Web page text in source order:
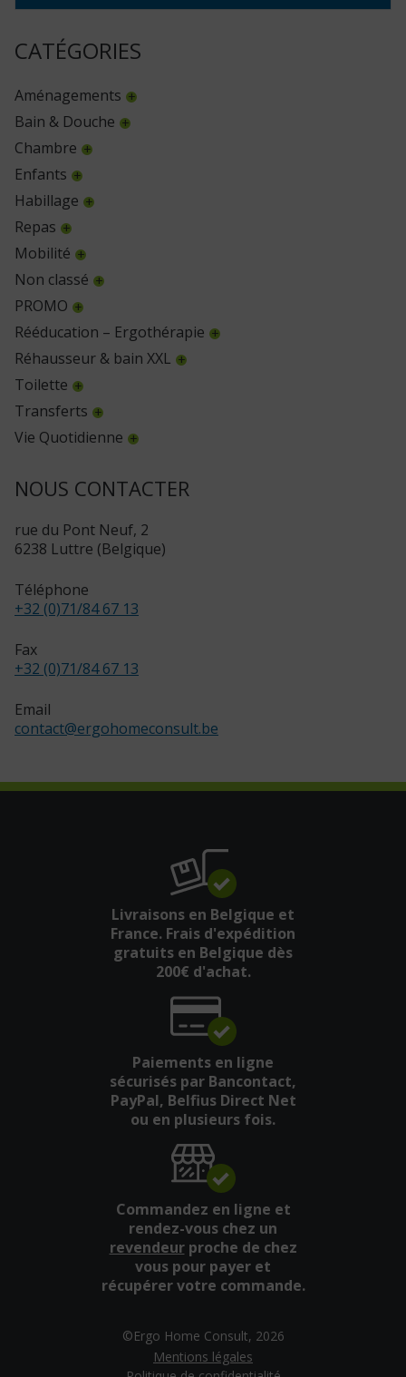
CATÉGORIES
Aménagements
Bain & Douche
Chambre
Enfants
Habillage
Repas
Mobilité
Non classé
PROMO
Rééducation – Ergothérapie
Réhausseur & bain XXL
Toilette
Transferts
Vie Quotidienne
NOUS CONTACTER
rue du Pont Neuf, 2
6238 Luttre (Belgique)
Téléphone
+32 (0)71/84 67 13
Fax
+32 (0)71/84 67 13
Email
contact@ergohomeconsult.be
Livraisons en Belgique et
France. Frais d'expédition
gratuits en Belgique dès
200€ d'achat.
Paiements en ligne
sécurisés par Bancontact,
PayPal, Belfius Direct Net
ou en plusieurs fois.
Commandez en ligne et
rendez-vous chez un
revendeurproche de chez
vous pour payer et
récupérer votre commande.
©Ergo Home Consult, 2026
Mentions légales